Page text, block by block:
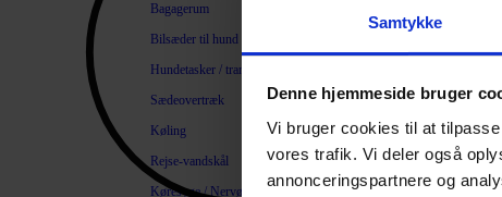
Samtykke
Denne hjemmeside bruger
Vi bruger cookies til at
vores trafik. Vi deler også
annonceringspartnere og
Bagagerum
Bilsæder til hund
Hundetasker / transportkasser
Sædeovertræk
Køling
Rejse-vandskål
Køresyge / Nervøsitet